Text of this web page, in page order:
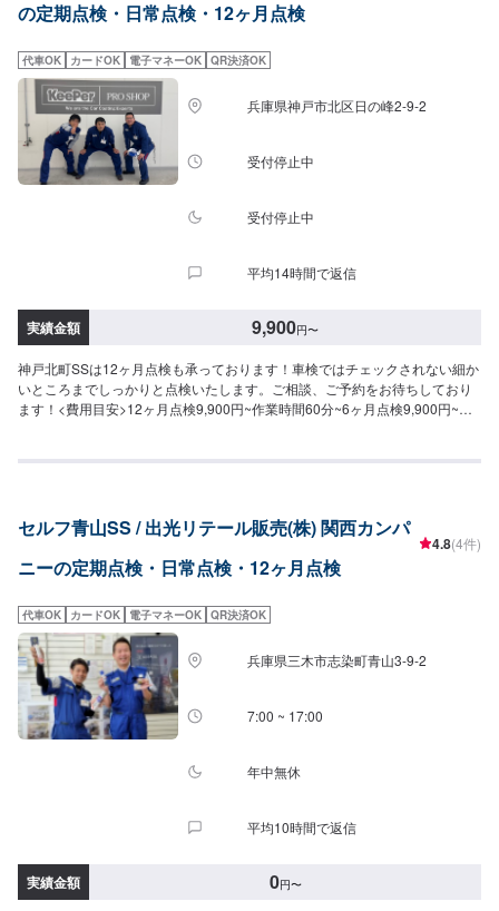
の定期点検・日常点検・12ヶ月点検
代車OK カードOK 電子マネーOK QR決済OK
兵庫県神戸市北区日の峰2-9-2
受付停止中
受付停止中
平均14時間で返信
実績金額 9,900円〜
神戸北町SSは12ヶ月点検も承っております！車検ではチェックされない細か
いところまでしっかりと点検いたします。ご相談、ご予約をお待ちしており
ます！<費用目安>12ヶ月点検9,900円~作業時間60分~6ヶ月点検9,900円~作
セルフ青山SS / 出光リテール販売(株) 関西カンパ
ニーの定期点検・日常点検・12ヶ月点検
4.8(4件)
代車OK カードOK 電子マネーOK QR決済OK
兵庫県三木市志染町青山3-9-2
7:00 ~ 17:00
年中無休
平均10時間で返信
実績金額 0円〜